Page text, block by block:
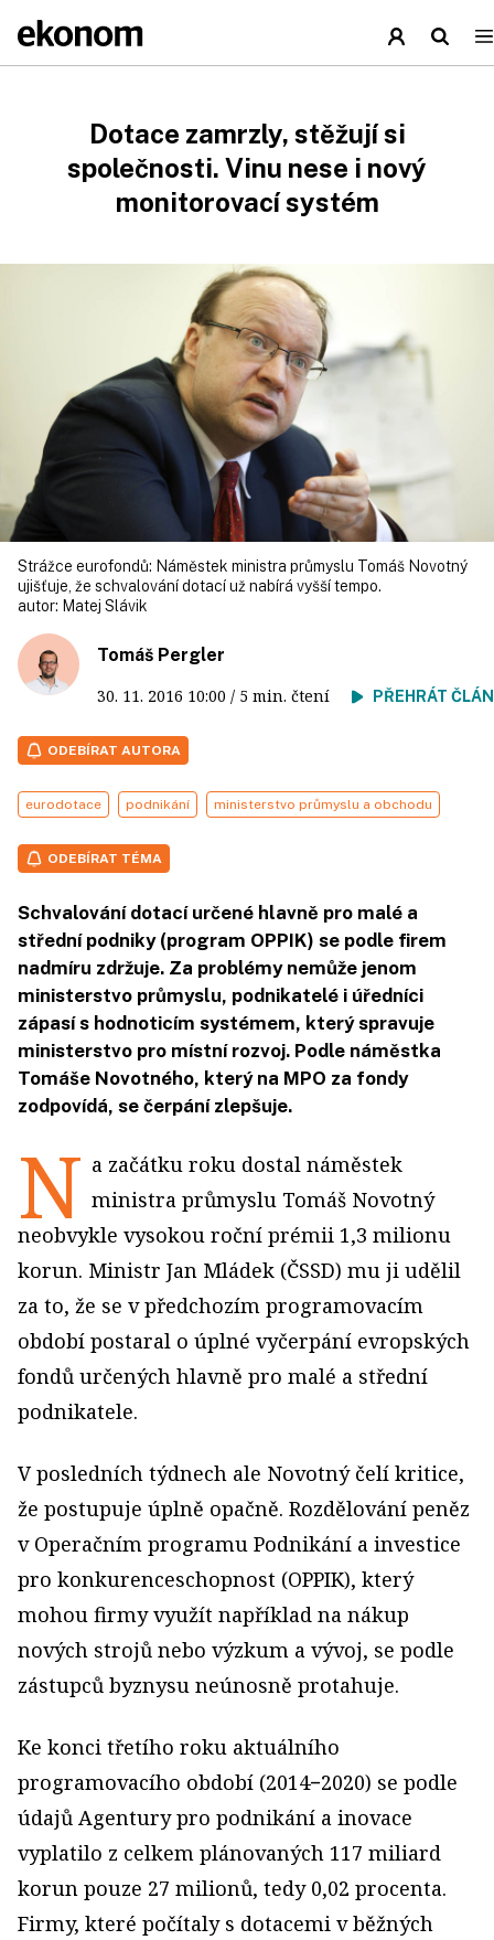
Dotace zamrzly, stěžují si
společnosti. Vinu nese i nový
monitorovací systém
Strážce eurofondů: Náměstek ministra průmyslu Tomáš Novotný
ujišťuje, že schvalování dotací už nabírá vyšší tempo.
autor: Matej Slávik
Tomáš Pergler
30. 11. 2016 10:00 / 5 min. čtení PŘEHRÁT
ODEBÍRAT AUTORA
eurodotace podnikání ministerstvo průmyslu a obchodu
ODEBÍRAT TÉMA
Schvalování dotací určené hlavně pro malé a
střední podniky (program OPPIK) se podle firem
nadmíru zdržuje. Za problémy nemůže jenom
ministerstvo průmyslu, podnikatelé i úředníci
zápasí s hodnoticím systémem, který spravuje
ministerstvo pro místní rozvoj. Podle náměstka
Tomáše Novotného, který na MPO za fondy
zodpovídá, se čerpání zlepšuje.
N a začátku roku dostal náměstek
ministra průmyslu Tomáš Novotný
neobvykle vysokou roční prémii 1,3 milionu
korun. Ministr Jan Mládek (ČSSD) mu ji udělil
za to, že se v předchozím programovacím
období postaral o úplné vyčerpání evropských
fondů určených hlavně pro malé a střední
podnikatele.
V posledních týdnech ale Novotný čelí kritice,
že postupuje úplně opačně. Rozdělování peněz
v Operačním programu Podnikání a investice
pro konkurenceschopnost (OPPIK), který
mohou firmy využít například na nákup
nových strojů nebo výzkum a vývoj, se podle
zástupců byznysu neúnosně protahuje.
Ke konci třetího roku aktuálního
programovacího období (2014−2020) se podle
údajů Agentury pro podnikání a inovace
vyplatilo z celkem plánovaných 117 mi­liard
korun pouze 27 milionů, tedy 0,02 procenta.
Firmy, které počítaly s dotacemi v běžných